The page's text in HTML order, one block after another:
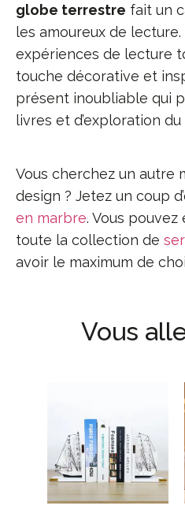
globe terrestre fait un
les amoureux de
expériences de lecture
touche décorative et
présent inoubliable qui
livres et d’exploration du
Vous cherchez un autre
design ? Jetez un coup
en marbre. Vous
toute la collection de
avoir le maximum de
Vous